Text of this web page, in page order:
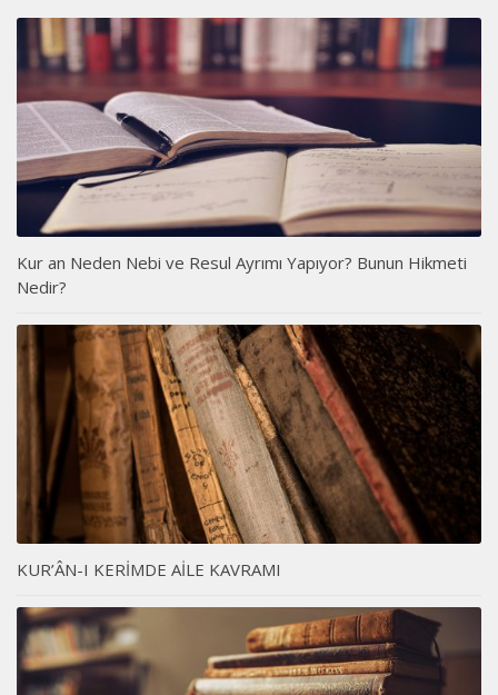
Kur an Neden Nebi ve Resul Ayrımı Yapıyor? Bunun Hikmeti
Nedir?
KUR’ÂN-I KERİMDE AİLE KAVRAMI